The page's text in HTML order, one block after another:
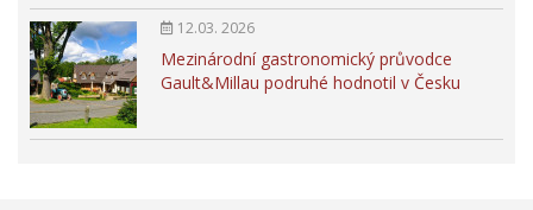
12.03. 2026
Mezinárodní gastronomický průvodce
Gault&Millau podruhé hodnotil v Česku